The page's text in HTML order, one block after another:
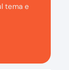
tema e